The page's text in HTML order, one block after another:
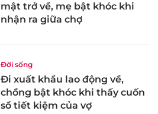
mật trở về, mẹ bật khóc khi
nhận ra giữa chợ
Đời sống
Đi xuất khẩu lao động về,
chồng bật khóc khi thấy cuốn
sổ tiết kiệm của vợ